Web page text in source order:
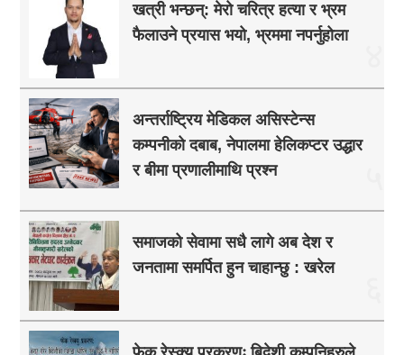
खत्री भन्छन्: मेरो चरित्र हत्या र भ्रम
फैलाउने प्रयास भयो, भ्रममा नपर्नुहोला
अन्तर्राष्ट्रिय मेडिकल असिस्टेन्स
कम्पनीको दबाब, नेपालमा हेलिकप्टर उद्धार
र बीमा प्रणालीमाथि प्रश्न
समाजको सेवामा सधै लागे अब देश र
जनतामा समर्पित हुन चाहान्छु : खरेल